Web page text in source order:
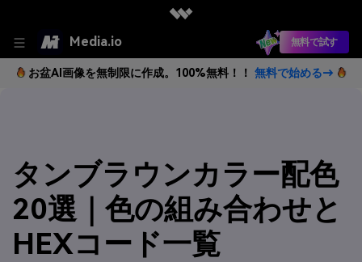
Media.io 無料で試す
お盆AI画像を無制限に作成。100%無料！！ 無料で始める→
タンブラウンカラー配色
20選｜色の組み合わせと
HEXコード一覧